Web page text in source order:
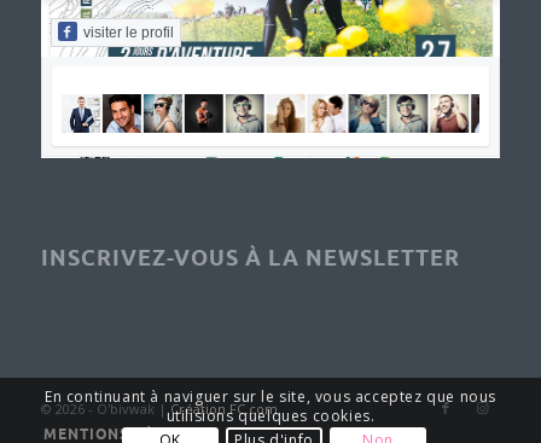
visiter le profil
INSCRIVEZ-VOUS À LA NEWSLETTER
© 2026 - O'bivwak | Création FC.com
MENTIONS LÉGALES
En continuant à naviguer sur le site, vous acceptez que nous
utilisions quelques cookies.